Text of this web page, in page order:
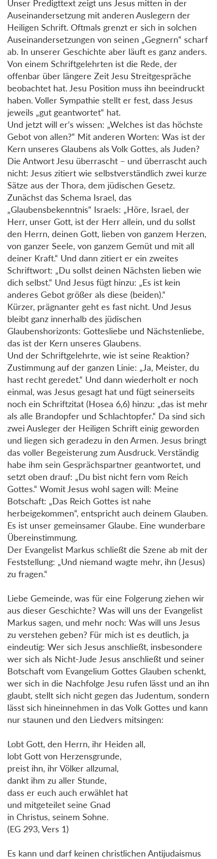
Unser Predigttext zeigt uns Jesus mitten in der
Auseinandersetzung mit anderen Auslegern der
Heiligen Schrift. Oftmals grenzt er sich in solchen
Auseinandersetzungen von seinen „Gegnern“ scharf
ab. In unserer Geschichte aber läuft es ganz anders.
Von einem Schriftgelehrten ist die Rede, der
offenbar über längere Zeit Jesu Streitgespräche
beobachtet hat. Jesu Position muss ihn beeindruckt
haben. Voller Sympathie stellt er fest, dass Jesus
jeweils „gut geantwortet“ hat.
Und jetzt will er’s wissen: „Welches ist das höchste
Gebot von allen?“ Mit anderen Worten: Was ist der
Kern unseres Glaubens als Volk Gottes, als Juden?
Die Antwort Jesu überrascht – und überrascht auch
nicht: Jesus zitiert wie selbstverständlich zwei kurze
Sätze aus der Thora, dem jüdischen Gesetz.
Zunächst das Schema Israel, das
„Glaubensbekenntnis“ Israels: „Höre, Israel, der
Herr, unser Gott, ist der Herr allein, und du sollst
den Herrn, deinen Gott, lieben von ganzem Herzen,
von ganzer Seele, von ganzem Gemüt und mit all
deiner Kraft.“ Und dann zitiert er ein zweites
Schriftwort: „Du sollst deinen Nächsten lieben wie
dich selbst.“ Und Jesus fügt hinzu: „Es ist kein
anderes Gebot größer als diese (beiden).“
Kürzer, prägnanter geht es fast nicht. Und Jesus
bleibt ganz innerhalb des jüdischen
Glaubenshorizonts: Gottesliebe und Nächstenliebe,
das ist der Kern unseres Glaubens.
Und der Schriftgelehrte, wie ist seine Reaktion?
Zustimmung auf der ganzen Linie: „Ja, Meister, du
hast recht geredet.“ Und dann wiederholt er noch
einmal, was Jesus gesagt hat und fügt seinerseits
noch ein Schriftzitat (Hosea 6,6) hinzu: „das ist mehr
als alle Brandopfer und Schlachtopfer.“ Da sind sich
zwei Ausleger der Heiligen Schrift einig geworden
und liegen sich geradezu in den Armen. Jesus bringt
das voller Begeisterung zum Ausdruck. Verständig
habe ihm sein Gesprächspartner geantwortet, und
setzt oben drauf: „Du bist nicht fern vom Reich
Gottes.“ Womit Jesus wohl sagen will: Meine
Botschaft: „Das Reich Gottes ist nahe
herbeigekommen“, entspricht auch deinem Glauben.
Es ist unser gemeinsamer Glaube. Eine wunderbare
Übereinstimmung.
Der Evangelist Markus schließt die Szene ab mit der
Feststellung: „Und niemand wagte mehr, ihn (Jesus)
zu fragen.“
Liebe Gemeinde, was für eine Folgerung ziehen wir
aus dieser Geschichte? Was will uns der Evangelist
Markus sagen, und mehr noch: Was will uns Jesus
zu verstehen geben? Für mich ist es deutlich, ja
eindeutig: Wer sich Jesus anschließt, insbesondere
wer sich als Nicht-Jude Jesus anschließt und seiner
Botschaft vom Evangelium Gottes Glauben schenkt,
wer sich in die Nachfolge Jesu rufen lässt und an ihn
glaubt, stellt sich nicht gegen das Judentum, sondern
lässt sich hineinnehmen in das Volk Gottes und kann
nur staunen und den Liedvers mitsingen:
Lobt Gott, den Herrn, ihr Heiden all,
lobt Gott von Herzensgrunde,
preist ihn, ihr Völker allzumal,
dankt ihm zu aller Stunde,
dass er euch auch erwählet hat
und mitgeteilet seine Gnad
in Christus, seinem Sohne.
(EG 293, Vers 1)
Es kann und darf keinen christlichen Antijudaismus